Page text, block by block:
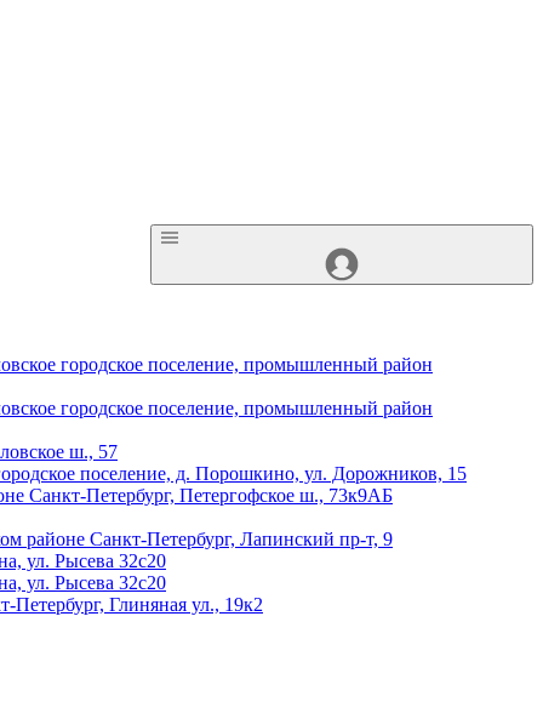
городское поселение, промышленный район
городское поселение, промышленный район
ш., 57
поселение, д. Порошкино, ул. Дорожников, 15
Санкт-Петербург, Петергофское ш., 73к9АБ
районе Санкт-Петербург, Лапинский пр-т, 9
ул. Рысева 32с20
ул. Рысева 32с20
Петербург, Глиняная ул., 19к2